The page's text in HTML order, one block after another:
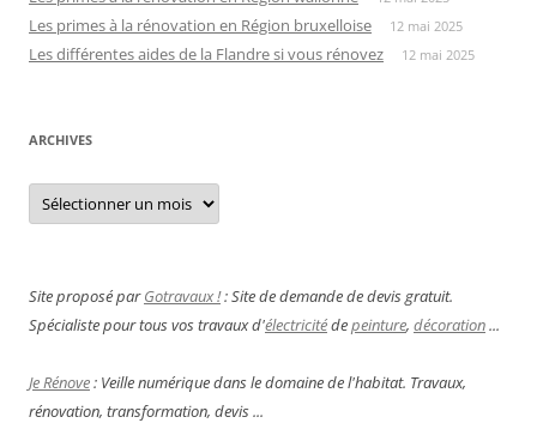
Les primes à la rénovation en Région bruxelloise 12 mai 2025
Les différentes aides de la Flandre si vous rénovez 12 mai 2025
ARCHIVES
Archives
Site proposé parGotravaux !: Site de demande de devis gratuit.
Spécialiste pour tous vos travaux d'électricitédepeinture, décoration...
Je Rénove: Veille numérique dans le domaine de l'habitat. Travaux,
rénovation, transformation, devis ...